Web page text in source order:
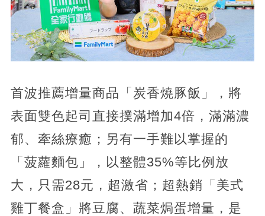
首波推薦增量商品「炭香燒豚飯」，將
表面雙色起司直接撲滿增加4倍，滿滿濃
郁、牽絲療癒；另有一手難以掌握的
「菠蘿麵包」，以整體35%等比例放
大，只需28元，超激省；超熱銷「美式
雞丁餐盒」將豆腐、蔬菜焗蛋增量，是